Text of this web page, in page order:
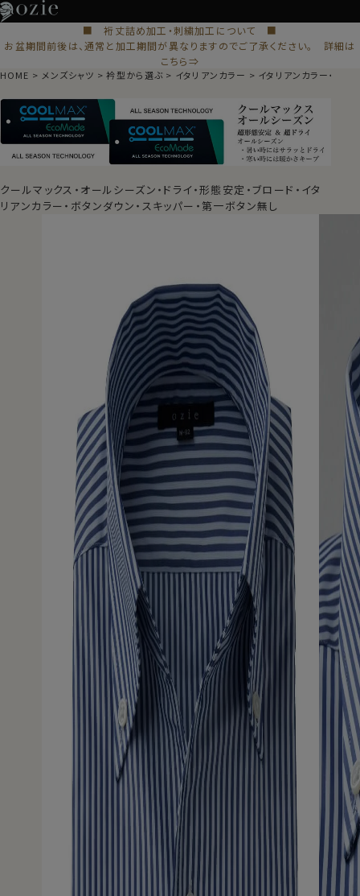
■ 裄丈詰め加工・刺繍加工について ■
お盆期間前後は、通常と加工期間が異なりますのでご了承ください。 詳細は
こちら⇒
HOME メンズシャツ 衿型から選ぶ イタリアンカラー イタリアンカラー・スキ
クールマックス・オールシーズン・ドライ・形態安定・ブロード・イタ
リアンカラー・ボタンダウン・スキッパー・第一ボタン無し